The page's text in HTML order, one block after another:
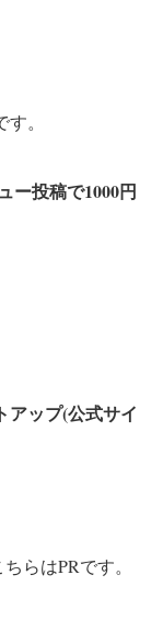
。
ー投稿で1000円
アップ(公式サイ
らはPRです。